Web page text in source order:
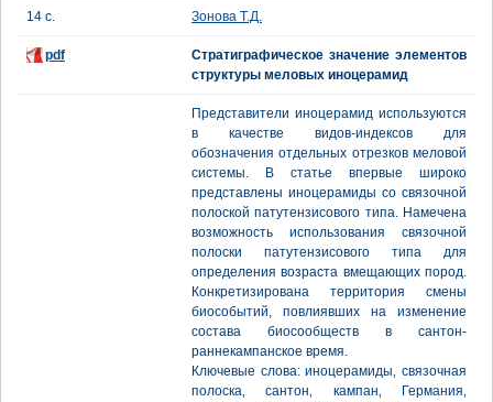
14 с. Зонова Т.Д.
pdf
Стратиграфическое значение элементов
структуры меловых иноцерамид
Представители иноцерамид используются
в качестве видов-индексов для
обозначения отдельных отрезков меловой
системы. В статье впервые широко
представлены иноцерамиды со связочной
полоской патутензисового типа. Намечена
возможность использования связочной
полоски патутензисового типа для
определения возраста вмещающих пород.
Конкретизирована территория смены
биособытий, повлиявших на изменение
состава биосообществ в сантон-
раннекампанское время.
Ключевые слова: иноцерамиды‚ связочная
полоска‚ сантон‚ кампан‚ Германия‚